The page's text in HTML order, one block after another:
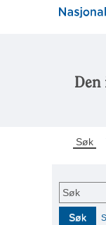
Den
Søk
Søk
Søk